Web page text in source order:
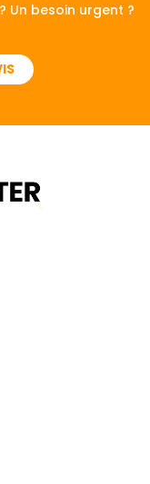
Un besoin urgent ?